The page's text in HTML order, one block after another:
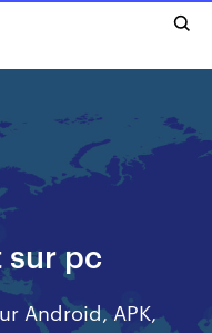
sur pc
Android, APK,